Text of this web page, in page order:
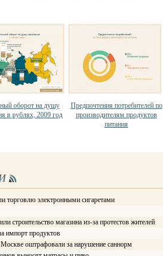
оборот на душу
в рублях, 2009 год
Предпочтения потребителей по
производителям продуктов
питания
торговлю электронными сигаретами
строительство магазина из-за протестов жителей
импорт продуктов
оштрафовали за нарушение саннорм